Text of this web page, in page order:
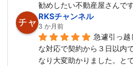
勧めしたい不動産屋さんです
RKSチャンネル
3 か月前
急遽引っ越
な対応で契約から３日以内
なり大変助かりました。と